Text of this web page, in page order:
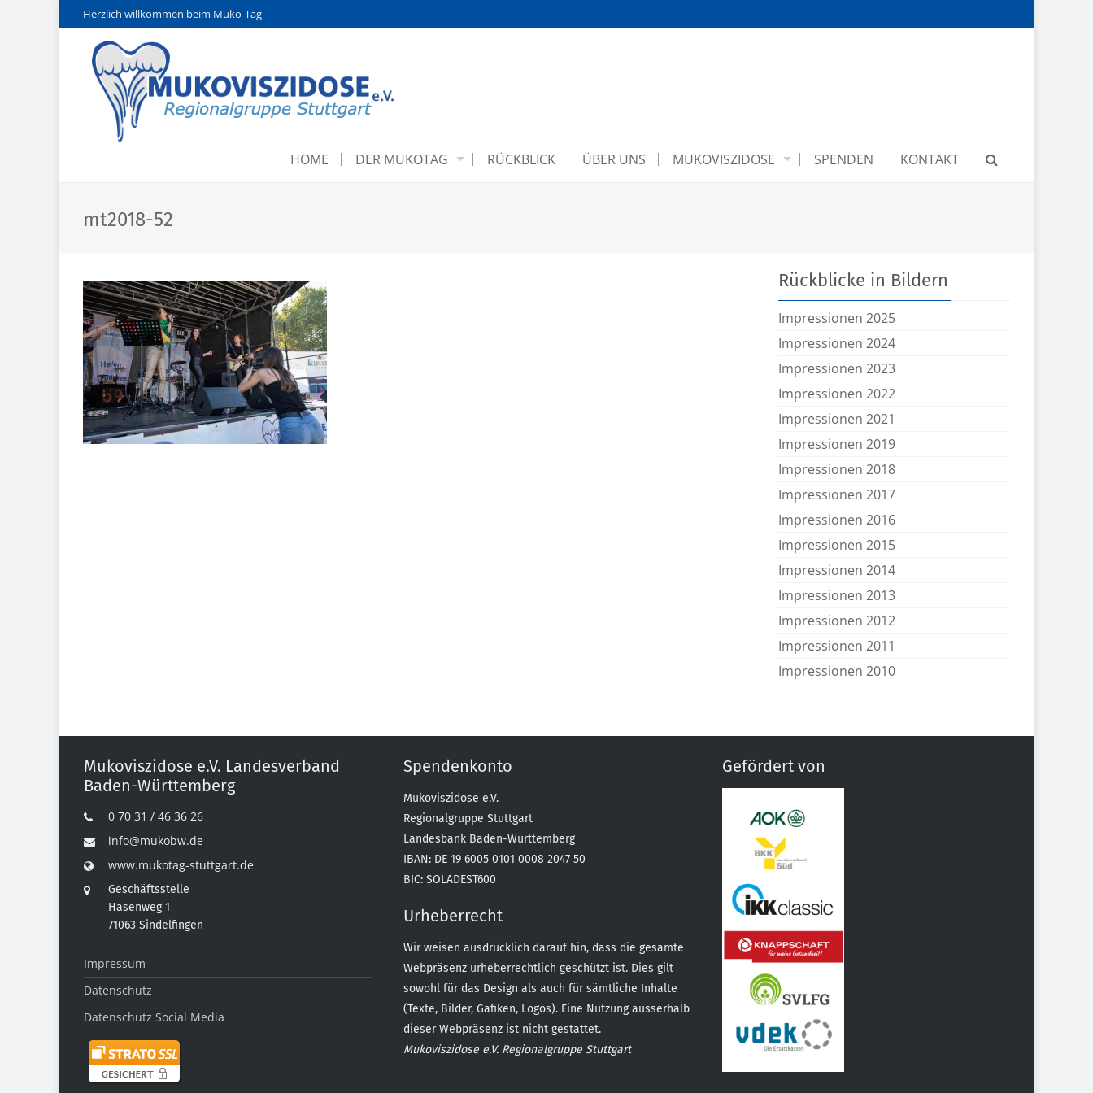
Herzlich willkommen beim Muko-Tag
HOME DER MUKOTAG RÜCKBLICK ÜBER UNS MUKOVISZIDOSE SPENDEN KONTAKT
mt2018-52
Rückblicke in Bildern
Impressionen 2025
Impressionen 2024
Impressionen 2023
Impressionen 2022
Impressionen 2021
Impressionen 2019
Impressionen 2018
Impressionen 2017
Impressionen 2016
Impressionen 2015
Impressionen 2014
Impressionen 2013
Impressionen 2012
Impressionen 2011
Impressionen 2010
Mukoviszidose e.V. Landesverband
Baden-Württemberg
0 70 31 / 46 36 26
info@mukobw.de
www.mukotag-stuttgart.de
Geschäftsstelle
Hasenweg 1
71063 Sindelfingen
Impressum
Datenschutz
Datenschutz Social Media
Spendenkonto
Mukoviszidose e.V.
Regionalgruppe Stuttgart
Landesbank Baden-Württemberg
IBAN: DE 19 6005 0101 0008 2047 50
BIC: SOLADEST600
Urheberrecht
Wir weisen ausdrücklich darauf hin, dass die gesamte
Webpräsenz urheberrechtlich geschützt ist. Dies gilt
sowohl für das Design als auch für sämtliche Inhalte
(Texte, Bilder, Gafiken, Logos). Eine Nutzung ausserhalb
dieser Webpräsenz ist nicht gestattet.
Mukoviszidose e.V. Regionalgruppe Stuttgart
Gefördert von